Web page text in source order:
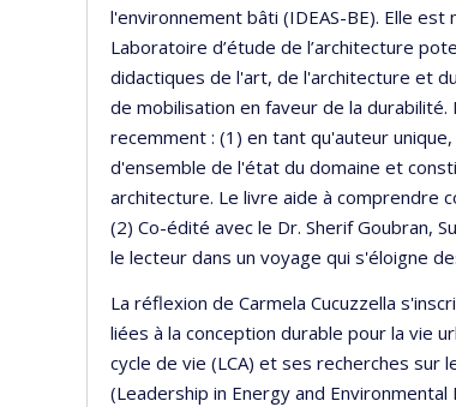
l'environnement bâti (IDEAS-BE). Elle
Laboratoire d’étude de l’architecture
didactiques de l'art, de l'architecture et
de mobilisation en faveur de la
recemment : (1) en tant qu'auteur
d'ensemble de l'état du domaine et
architecture. Le livre aide à comprendre
(2) Co-édité avec le Dr. Sherif Goubran,
le lecteur dans un voyage qui s'éloigne
La réflexion de Carmela Cucuzzella
liées à la conception durable pour la vie
cycle de vie (LCA) et ses recherches sur
(Leadership in Energy and